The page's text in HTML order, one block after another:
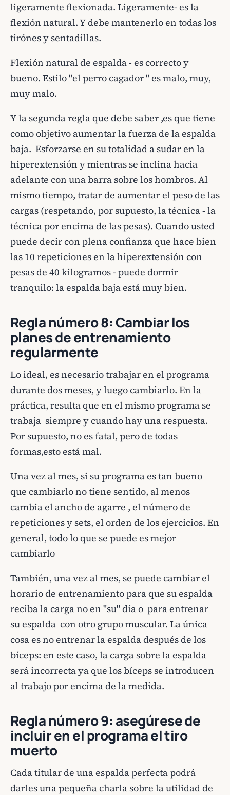
ligeramente flexionada. Ligeramente- es la
flexión natural. Y debe mantenerlo en todas los
tirónes y sentadillas.
Flexión natural de espalda - es correcto y
bueno. Estilo "el perro cagador " es malo, muy,
muy malo.
Y la segunda regla que debe saber ,es que tiene
como objetivo aumentar la fuerza de la espalda
baja. Esforzarse en su totalidad a sudar en la
hiperextensión y mientras se inclina hacia
adelante con una barra sobre los hombros. Al
mismo tiempo, tratar de aumentar el peso de las
cargas (respetando, por supuesto, la técnica - la
técnica por encima de las pesas). Cuando usted
puede decir con plena confianza que hace bien
las 10 repeticiones en la hiperextensión con
pesas de 40 kilogramos - puede dormir
tranquilo: la espalda baja está muy bien.
Regla número 8: Cambiar los
planes de entrenamiento
regularmente
Lo ideal, es necesario trabajar en el programa
durante dos meses, y luego cambiarlo. En la
práctica, resulta que en el mismo programa se
trabaja siempre y cuando hay una respuesta.
Por supuesto, no es fatal, pero de todas
formas,esto está mal.
Una vez al mes, si su programa es tan bueno
que cambiarlo no tiene sentido, al menos
cambia el ancho de agarre , el número de
repeticiones y sets, el orden de los ejercicios. En
general, todo lo que se puede es mejor
cambiarlo
También, una vez al mes, se puede cambiar el
horario de entrenamiento para que su espalda
reciba la carga no en "su" día o para entrenar
su espalda con otro grupo muscular. La única
cosa es no entrenar la espalda después de los
bíceps: en este caso, la carga sobre la espalda
será incorrecta ya que los bíceps se introducen
al trabajo por encima de la medida.
Regla número 9: asegúrese de
incluir en el programa el tiro
muerto
Cada titular de una espalda perfecta podrá
darles una pequeña charla sobre la utilidad de